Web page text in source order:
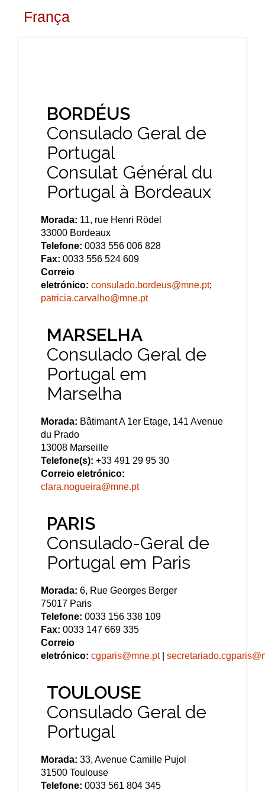
França
BORDÉUS
Consulado Geral de
Portugal
Consulat Général du
Portugal à Bordeaux
Morada: 11, rue Henri Rödel
33000 Bordeaux
Telefone: 0033 556 006 828
Fax: 0033 556 524 609
Correio
eletrónico: consulado.bordeus@mne.pt;
patricia.carvalho@mne.pt
MARSELHA
Consulado Geral de
Portugal em
Marselha
Morada: Bâtimant A 1er Etage, 141 Avenue
du Prado
13008 Marseille
Telefone(s): +33 491 29 95 30
Correio eletrónico:
clara.nogueira@mne.pt
PARIS
Consulado-Geral de
Portugal em Paris
Morada: 6, Rue Georges Berger
75017 Paris
Telefone: 0033 156 338 109
Fax: 0033 147 669 335
Correio
eletrónico: cgparis@mne.pt|
TOULOUSE
Consulado Geral de
Portugal
Morada: 33, Avenue Camille Pujol
31500 Toulouse
Telefone: 0033 561 804 345